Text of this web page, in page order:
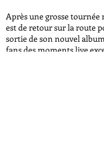
Après une grosse tournée
est de retour sur la route
sortie de son nouvel
fans des moments live